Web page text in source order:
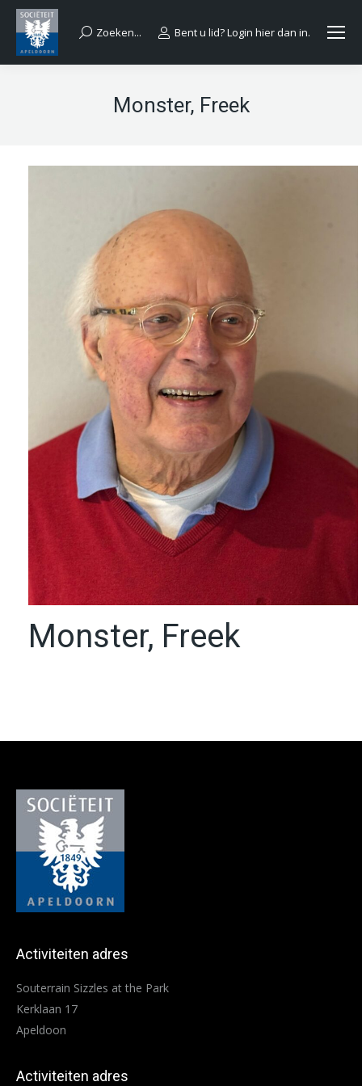
Search:
Zoeken... Bent u lid? Login hier dan in.
Monster, Freek
Monster, Freek
Activiteiten adres
Souterrain Sizzles at the Park
Kerklaan 17
Apeldoon
Activiteiten adres